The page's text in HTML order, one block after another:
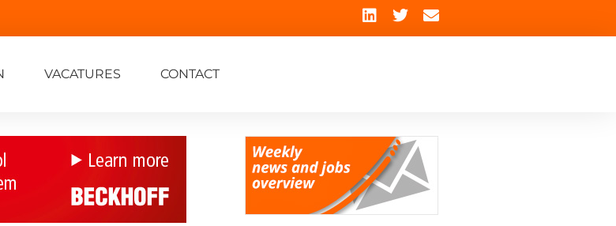
VACATURES CONTACT